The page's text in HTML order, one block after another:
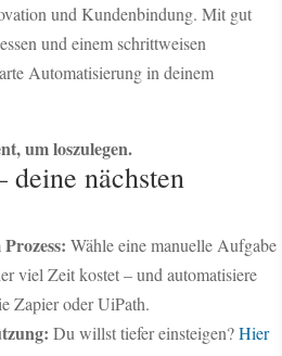
und Kundenbindung. Mit gut
und einem schrittweisen
Automatisierung in deinem
um loszulegen.
deine nächsten
Wähle eine manuelle Aufgabe
viel Zeit kostet – und automatisiere
Zapier oder UiPath.
Du willst tiefer einsteigen?Hier